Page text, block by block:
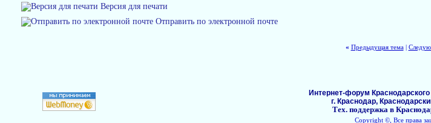
Версия для печати
Отправить по электронной почте
« Предыдущая тема|
Интернет-форум
г. Краснодар,
Тех. поддержка в
Copyright ©, Все права